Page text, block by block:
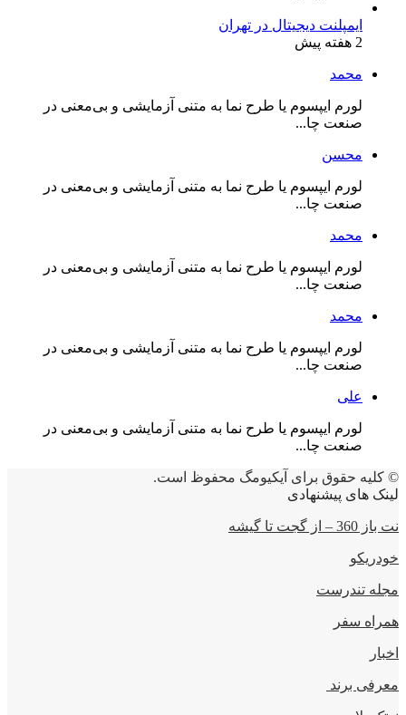
ایمپلنت دیجیتال در تهران
2 هفته پیش
محمد
لورم ایپسوم یا طرح‌ نما به متنی آزمایشی و بی‌معنی در
صنعت چا...
محسن
لورم ایپسوم یا طرح‌ نما به متنی آزمایشی و بی‌معنی در
صنعت چا...
محمد
لورم ایپسوم یا طرح‌ نما به متنی آزمایشی و بی‌معنی در
صنعت چا...
محمد
لورم ایپسوم یا طرح‌ نما به متنی آزمایشی و بی‌معنی در
صنعت چا...
علی
لورم ایپسوم یا طرح‌ نما به متنی آزمایشی و بی‌معنی در
صنعت چا...
© کلیه حقوق برای آیکیومگ محفوظ است.
لینک های پیشنهادی
نت باز 360 – از گجت تا گیشه
خودریکو
مجله‌ تندرست
همراه سفر
اخبار
معرفی برند